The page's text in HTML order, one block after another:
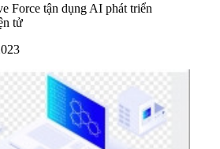
Force tận dụng AI phát triển
tử